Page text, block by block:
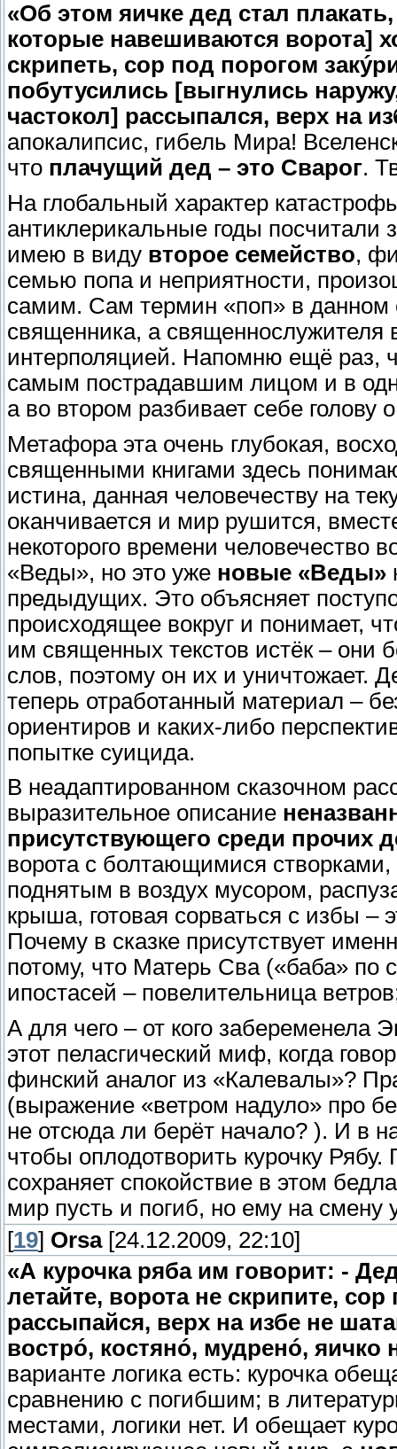
«Об этом яичке дед стал
которые навешиваются ворота]
скрипеть, сор под порогом
побутусились [выгнулись
частокол] рассыпался, верх на
апокалипсис, гибель Мира!
что плачущий дед – это Сварог.
На глобальный характер
антиклерикальные годы посчитали
имею в виду второе семейство,
семью попа и неприятности,
самим. Сам термин «поп» в данном
священника, а
интерполяцией. Напомню ещё раз,
самым пострадавшим лицом и в
а во втором разбивает себе голову
Метафора эта очень глубокая,
священными книгами здесь
истина, данная человечеству на
оканчивается и мир рушится,
некоторого времени человечество
«Веды», но это уже новые «Веды»
предыдущих. Это объясняет
происходящее вокруг и понимает,
им священных текстов истёк – они
слов, поэтому он их и уничтожает.
теперь отработанный материал –
ориентиров и каких-либо
попытке суицида.
В неадаптированном сказочном
выразительное описание
присутствующего среди прочих
ворота с болтающимися
поднятым в воздух мусором,
крыша, готовая сорваться с избы –
Почему в сказке присутствует
потому, что Матерь Сва («баба» по
ипостасей – повелительница
А для чего – от кого забеременела
этот пеласгический миф, когда
финский аналог из «Калевалы»?
(выражение «ветром надуло» про
не отсюда ли берёт начало? ). И в
чтобы оплодотворить курочку
сохраняет спокойствие в этом
мир пусть и погиб, но ему на
[19] Orsa[24.12.2009, 22:10]
«А курочка ряба им говорит: -
летайте, ворота не скрипите,
рассыпайся, верх на избе не
вострó, костянó, мудренó, яичко
варианте логика есть: курочка
сравнению с погибшим; в
местами, логики нет. И обещает